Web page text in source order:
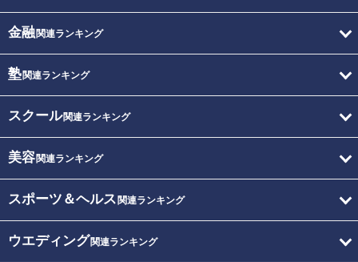
金融関連ランキング
塾関連ランキング
スクール関連ランキング
美容関連ランキング
スポーツ＆ヘルス 関連ランキング
ウエディング関連ランキング